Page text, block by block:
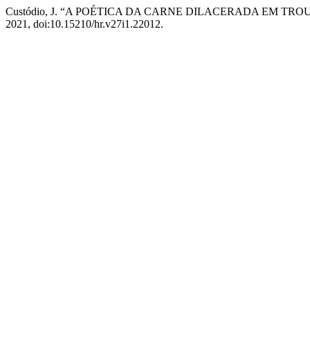
Custódio, J. “A POÉTICA DA CARNE DILACERADA EM
2021, doi:10.15210/hr.v27i1.22012.